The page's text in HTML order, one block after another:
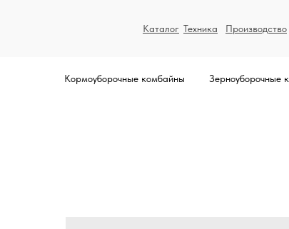
Каталог Техника Производство
Кормоуборочные комбайны Зерноуборочные